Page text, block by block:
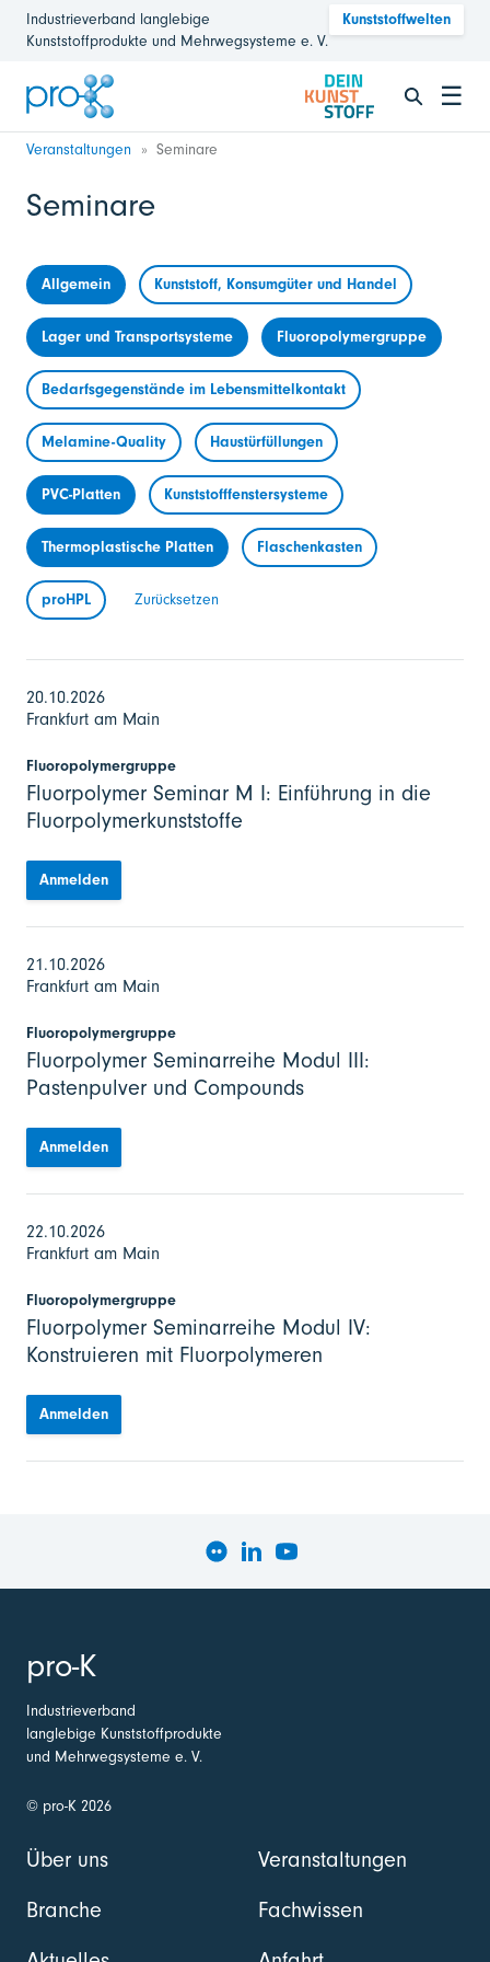
Industrieverband langlebige
Kunststoffprodukte und Mehrwegsysteme e. V.
Kunststoffwelten
☰
Veranstaltungen Seminare
Seminare
Allgemein Kunststoff, Konsumgüter und Handel
Lager und Transportsysteme Fluoropolymergruppe
Bedarfsgegenstände im Lebensmittelkontakt
Melamine-Quality Haustürfüllungen
PVC-Platten Kunststofffenstersysteme
Thermoplastische Platten Flaschenkasten
proHPL Zurücksetzen
20.10.2026
Frankfurt am Main
Fluoropolymergruppe
Fluorpolymer Seminar M I: Einführung in die
Fluorpolymerkunststoffe
Anmelden
21.10.2026
Frankfurt am Main
Fluoropolymergruppe
Fluorpolymer Seminarreihe Modul III:
Pastenpulver und Compounds
Anmelden
22.10.2026
Frankfurt am Main
Fluoropolymergruppe
Fluorpolymer Seminarreihe Modul IV:
Konstruieren mit Fluorpolymeren
Anmelden
pro-K
Industrieverband
langlebige Kunststoffprodukte
und Mehrwegsysteme e. V.
© pro-K 2026
Über uns
Branche
Veranstaltungen
Fachwissen